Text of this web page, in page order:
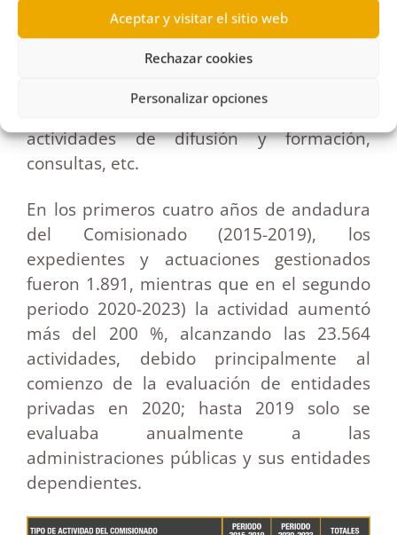
Aceptar y visitar el sitio web
Rechazar cookies
Personalizar opciones
evaluación de 5.792 portales de
transparencia a través de su Índice de
Transparencia de Canarias (ITCanarias).
Las otras actuaciones corresponden a la
gestión de denuncias y requerimientos,
actividades de difusión y formación,
consultas, etc.
En los primeros cuatro años de andadura
del Comisionado (2015-2019), los
expedientes y actuaciones gestionados
fueron 1.891, mientras que en el segundo
periodo 2020-2023) la actividad aumentó
más del 200 %, alcanzando las 23.564
actividades, debido principalmente al
comienzo de la evaluación de entidades
privadas en 2020; hasta 2019 solo se
evaluaba anualmente a las
administraciones públicas y sus entidades
dependientes.